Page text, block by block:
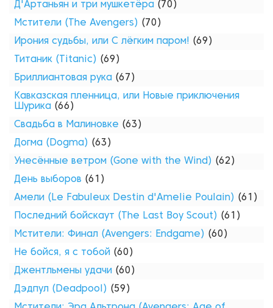
Д'Артаньян и три мушкетёра (70)
Мстители (The Avengers) (70)
Ирония судьбы, или С лёгким паром! (69)
Титаник (Titanic) (69)
Бриллиантовая рука (67)
Кавказская пленница, или Новые приключения
Шурика (66)
Свадьба в Малиновке (63)
Догма (Dogma) (63)
Унесённые ветром (Gone with the Wind) (62)
День выборов (61)
Амели (Le Fabuleux Destin d'Amelie Poulain) (61)
Последний бойскаут (The Last Boy Scout) (61)
Мстители: Финал (Avengers: Endgame) (60)
Не бойся, я с тобой (60)
Джентльмены удачи (60)
Дэдпул (Deadpool) (59)